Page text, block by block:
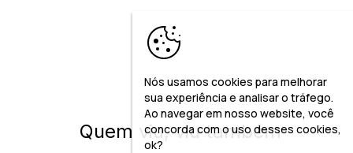
Quem viu, viu também
Nós usamos cookies para melhorar
sua experiência e analisar o tráfego.
Ao navegar em nosso website, você
concorda com o uso desses cookies,
ok?